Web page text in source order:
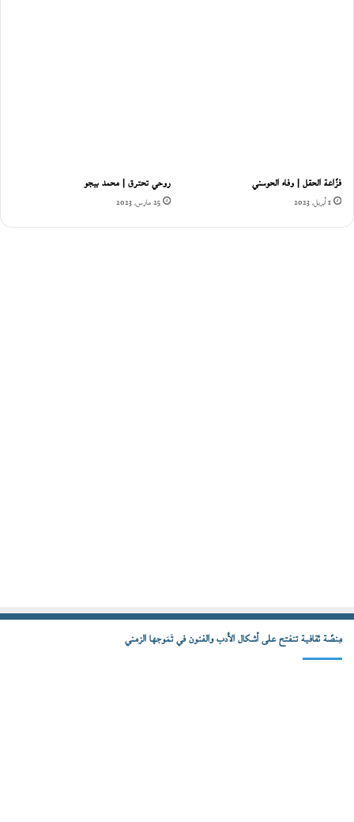
فزّاعة الحقل | وفاء الحوسني
1 أبريل، 2023
روحي تحترق | محمد بيجو
25 مارس، 2023
مِنصّة ثقافية تنفتح على أشكال الأدب والفنون في تَمَوجها الزمني